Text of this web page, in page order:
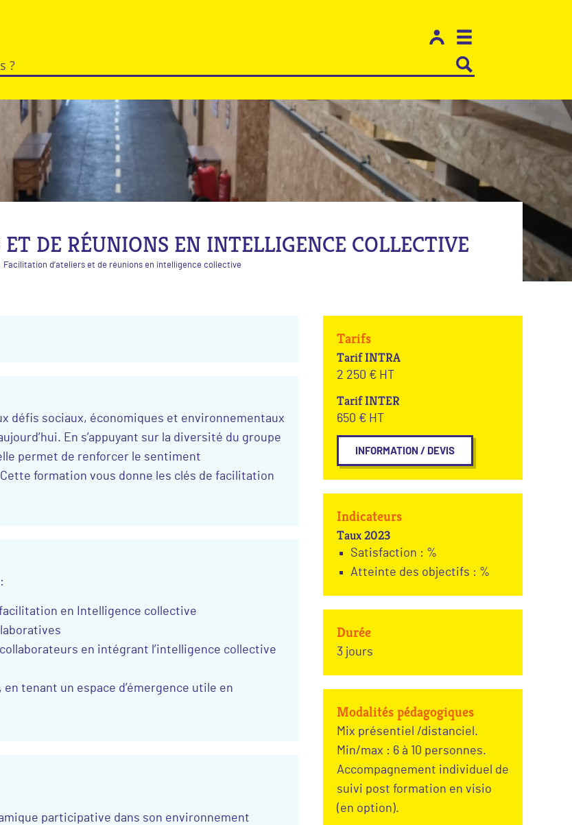
DE RÉUNIONS EN INTELLIGENCE COLLECTIVE
Facilitation d’ateliers et de réunions en intelligence collective
défis sociaux, économiques et environnementaux
En s’appuyant sur la diversité du groupe
permet de renforcer le sentiment
formation vous donne les clés de facilitation
en Intelligence collective
en intégrant l’intelligence collective
tenant un espace d’émergence utile en
participative dans son environnement
Tarifs
Tarif INTRA
2 250 € HT
Tarif INTER
650 € HT
INFORMATION / DEVIS
Indicateurs
Taux 2023
Satisfaction : %
Atteinte des objectifs : %
Durée
3 jours
Modalités pédagogiques
Mix présentiel /distanciel.
Min/max : 6 à 10 personnes.
Accompagnement individuel de
suivi post formation en visio
(en option).